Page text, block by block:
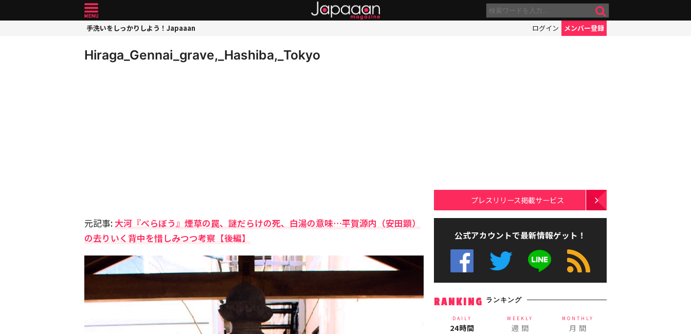
手洗いをしっかりしよう！Japaaan ログイン メンバー登録
Hiraga_Gennai_grave,_Hashiba,_Tokyo
元記事:大河『べらぼう』煙草の罠、謎だらけの死、白湯の意味…平賀源内（安田顕）
の去りいく背中を惜しみつつ考察【後編】
プレスリリース掲載サービス
公式アカウントで最新情報ゲット！
RANKING ランキング
DAILY
24時間
WEEKLY
週 間
MONTHLY
月 間